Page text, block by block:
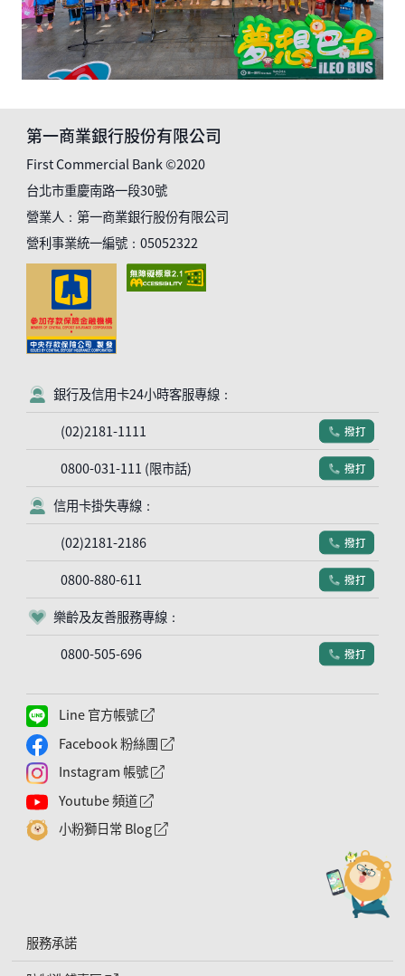
第一商業銀行股份有限公司
First Commercial Bank ©2020
台北市重慶南路一段30號
營業人：第一商業銀行股份有限公司
營利事業統一編號：05052322
客服符號
銀行及信用卡24小時客服專線：
(02)2181-1111
電話符號
撥打
0800-031-111 (限市話) 電話符號
撥打
客服符號
信用卡掛失專線：
(02)2181-2186
電話符號
撥打
0800-880-611 電話符號
撥打
客服符號
樂齡及友善服務專線：
0800-505-696
電話符號
撥打
Line 官方帳號 外網連結符號
Facebook 粉絲團 外網連結符號
Instagram 帳號 外網連結符號
Youtube 頻道 外網連結符號
小粉獅日常 Blog 外網連結符號
服務承諾